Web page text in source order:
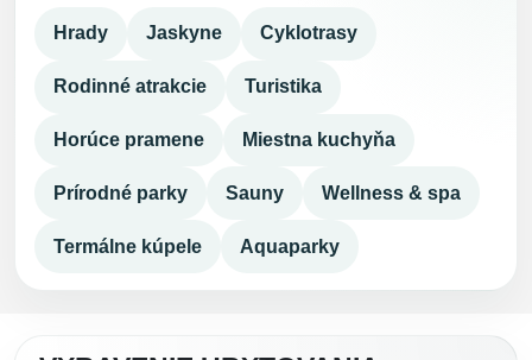
Hrady Jaskyne Cyklotrasy
Rodinné atrakcie Turistika
Horúce pramene Miestna kuchyňa
Prírodné parky Sauny Wellness & spa
Termálne kúpele Aquaparky